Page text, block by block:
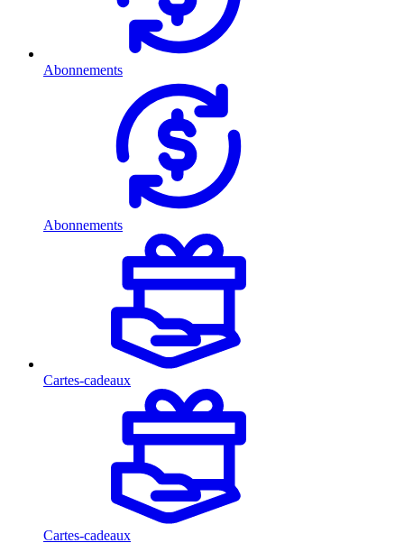
Abonnements
Abonnements
Cartes-cadeaux
Cartes-cadeaux